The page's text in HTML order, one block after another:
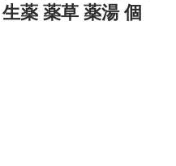
薬 薬草 薬湯 個